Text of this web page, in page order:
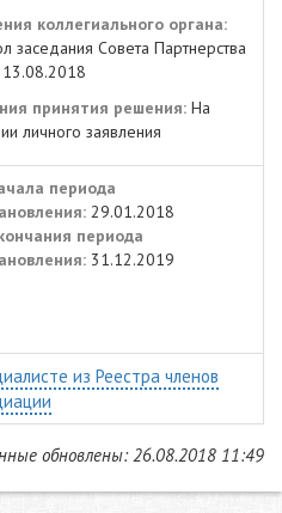
коллегиального органа:
заседания Совета Партнерства
принятия решения: На
личного заявления
периода
29.01.2018
периода
31.12.2019
из Реестра членов
обновлены: 26.08.2018 11:49